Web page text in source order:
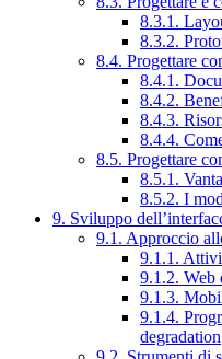
8.3.1.
8.3.2.
8.4. Progettare
8.4.1.
8.4.2.
8.4.3.
8.4.4.
8.5. Progettare
8.5.1.
8.5.2. I
9. Sviluppo
9.1. Approccio
9.1.1.
9.1.2. Web
9.1.3.
9.1.4.
degradation